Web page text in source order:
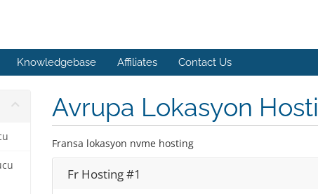
Knowledgebase Affiliates Contact Us
Avrupa Lokasyon
Fransa lokasyon nvme hosting
Fr Hosting #1